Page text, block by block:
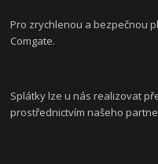
Pro zrychlenou a bezpečnou
Comgate.
Splátky lze u nás realizovat
prostřednictvím našeho